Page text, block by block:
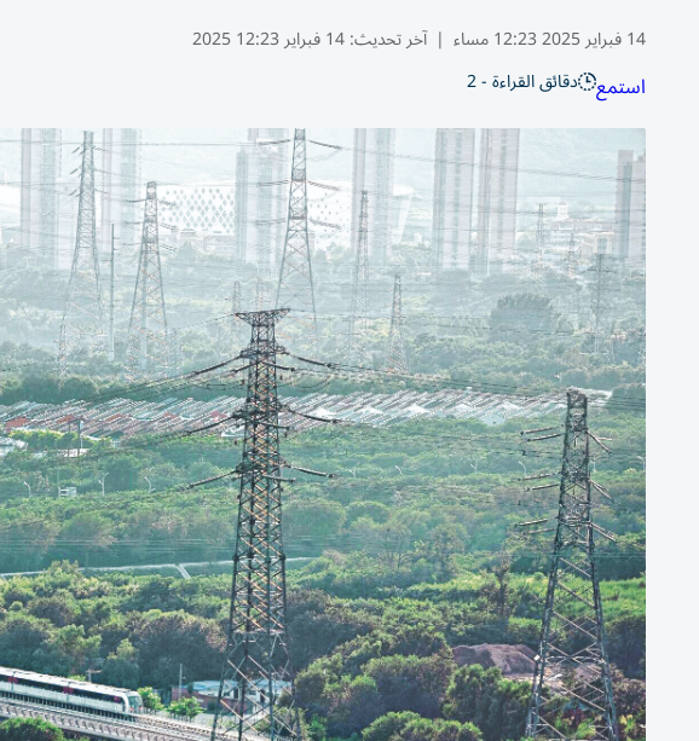
14 فبراير 2025 12:23 مساء | آخر تحديث:14 فبراير 12:23 2025
استمع دقائق القراءة - 2